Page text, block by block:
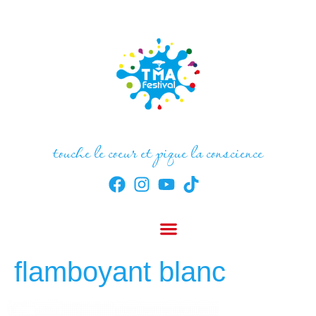
touche le coeur et pique la conscience
flamboyant blanc